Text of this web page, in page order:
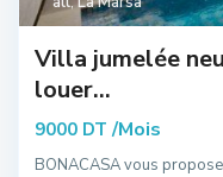
Villa jumelée
louer...
9000 DT /Mois
BONACASA vous